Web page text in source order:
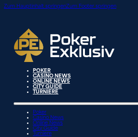
Zum Hauptinhalt springenZum Footer springen
POKER
CASINO NEWS
ONLINE NEWS
CITY GUIDE
TURNIERE
Poker
Casino News
Online News
City Guide
Turniere